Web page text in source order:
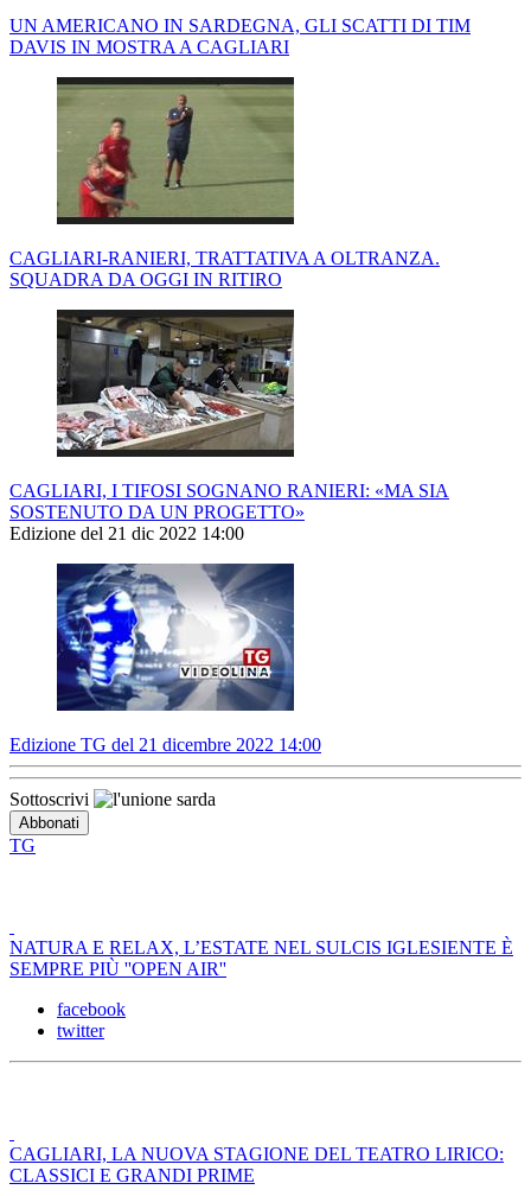
UN AMERICANO IN SARDEGNA, GLI SCATTI DI TIM
DAVIS IN MOSTRA A CAGLIARI
CAGLIARI-RANIERI, TRATTATIVA A OLTRANZA.
SQUADRA DA OGGI IN RITIRO
CAGLIARI, I TIFOSI SOGNANO RANIERI: «MA SIA
SOSTENUTO DA UN PROGETTO»
Edizione del 21 dic 2022 14:00
Edizione TG del 21 dicembre 2022 14:00
Sottoscrivi
TG
NATURA E RELAX, L’ESTATE NEL SULCIS IGLESIENTE È
SEMPRE PIÙ ''OPEN AIR''
facebook
twitter
CAGLIARI, LA NUOVA STAGIONE DEL TEATRO LIRICO:
CLASSICI E GRANDI PRIME